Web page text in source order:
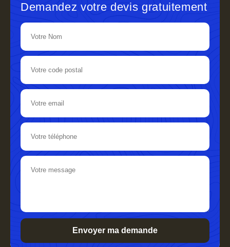
Demandez votre devis gratuitement